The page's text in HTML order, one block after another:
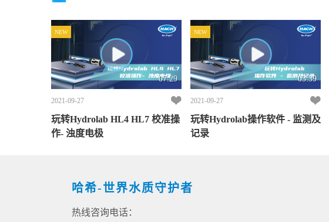
07:29
2021-09-27
玩转Hydrolab HL4 HL7 校准操
作- 浊度电极
NEW
03:39
2021-09-27
玩转Hydrolab操作软件 - 监测及
记录
NEW
哈希-世界水质守护者
热线咨询电话：